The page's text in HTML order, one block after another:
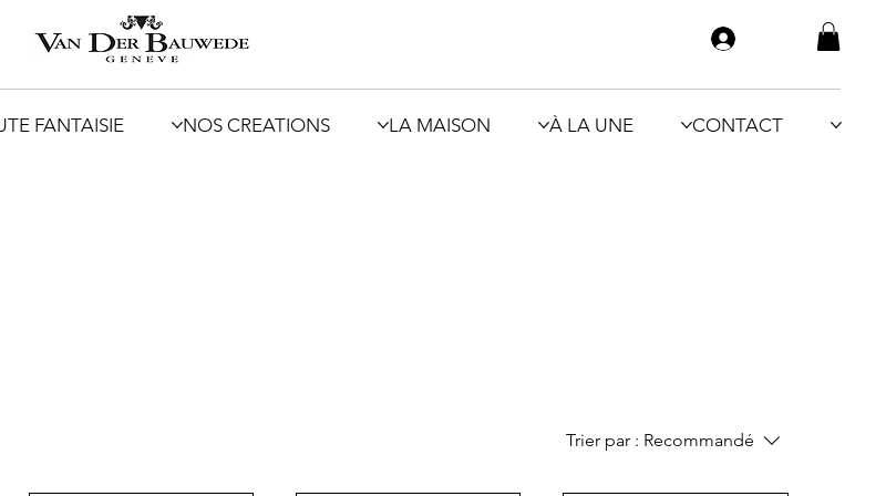
FANTAISIE NOS CREATIONS LA MAISON À LA UNE CONTACT
Trier par : Recommandé